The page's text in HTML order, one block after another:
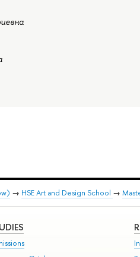
→ HSE Art and Design School →